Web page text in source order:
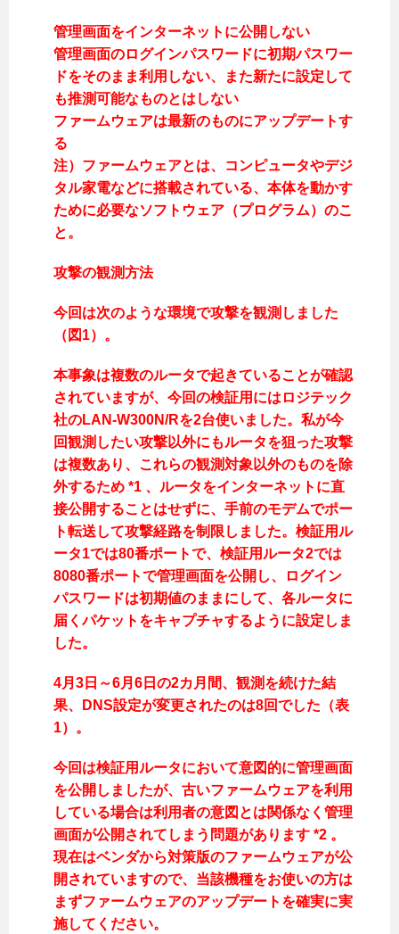
管理画面をインターネットに公開しない
管理画面のログインパスワードに初期パスワー
ドをそのまま利用しない、また新たに設定して
も推測可能なものとはしない
ファームウェアは最新のものにアップデートす
る
注）ファームウェアとは、コンピュータやデジ
タル家電などに搭載されている、本体を動かす
ために必要なソフトウェア（プログラム）のこ
と。
攻撃の観測方法
今回は次のような環境で攻撃を観測しました
（図1）。
本事象は複数のルータで起きていることが確認
されていますが、今回の検証用にはロジテック
社のLAN-W300N/Rを2台使いました。私が今
回観測したい攻撃以外にもルータを狙った攻撃
は複数あり、これらの観測対象以外のものを除
外するため *1 、ルータをインターネットに直
接公開することはせずに、手前のモデムでポー
ト転送して攻撃経路を制限しました。検証用ル
ータ1では80番ポートで、検証用ルータ2では
8080番ポートで管理画面を公開し、ログイン
パスワードは初期値のままにして、各ルータに
届くパケットをキャプチャするように設定しま
した。
4月3日～6月6日の2カ月間、観測を続けた結
果、DNS設定が変更されたのは8回でした（表
1）。
今回は検証用ルータにおいて意図的に管理画面
を公開しましたが、古いファームウェアを利用
している場合は利用者の意図とは関係なく管理
画面が公開されてしまう問題があります *2 。
現在はベンダから対策版のファームウェアが公
開されていますので、当該機種をお使いの方は
まずファームウェアのアップデートを確実に実
施してください。